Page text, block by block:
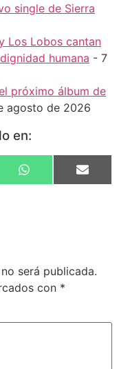
single de Sierra
Los Lobos cantan
humana - 7
próximo álbum de
agosto de 2026
en:
WhatsApp Email
será publicada.
con *